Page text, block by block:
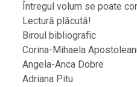
Întregul volum se poate
Lectură plăcută!
Biroul bibliografic
Corina-Mihaela
Angela-Anca Dobre
Adriana Pitu